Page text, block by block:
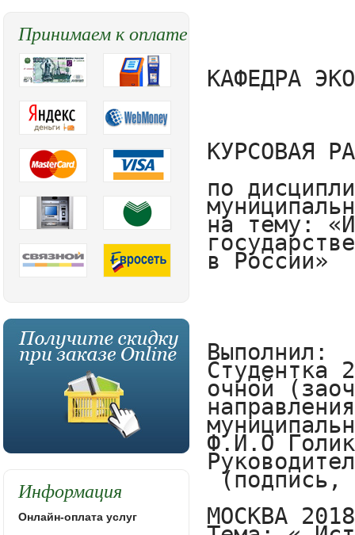
Принимаем к оплате
Информация
Онлайн-оплата услуг